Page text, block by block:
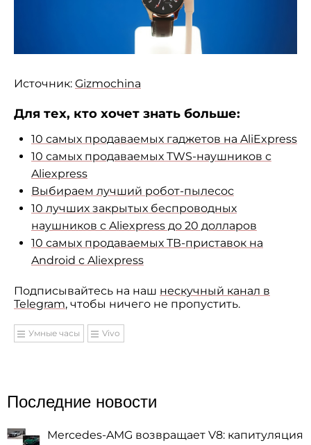
Источник: Gizmochina
Для тех, кто хочет знать больше:
10 самых продаваемых гаджетов на AliExpress
10 самых продаваемых TWS-наушников с
Aliexpress
Выбираем лучший робот-пылесос
10 лучших закрытых беспроводных
наушников с Aliexpress до 20 долларов
10 самых продаваемых ТВ-приставок на
Android с Aliexpress
Подписывайтесь на наш нескучный канал в
Telegram, чтобы ничего не пропустить.
Умные часы Vivo
Последние новости
Mercedes-AMG возвращает V8: капитуляция